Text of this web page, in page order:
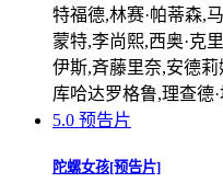
特福德,林赛·帕蒂森,
蒙特,李尚熙,西奥·克
伊斯,斉藤里奈,安德莉
库哈达罗格鲁,理查德
5.0 预告片
陀螺女孩[预告片]